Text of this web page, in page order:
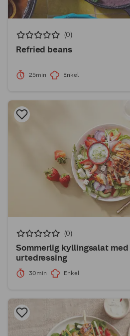
(0)
Refried beans
25min Enkel
(0)
Sommerlig kyllingsalat
urtedressing
30min Enkel